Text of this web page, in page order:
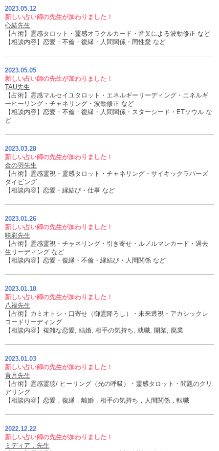
2023.05.12
新しい占い師の先生が加わりました！
心結先生
【占術】霊感タロット・霊感オラクルカード・音叉による波動修正 など
【相談内容】恋愛・不倫・復縁・人間関係・同性愛 など
2023.05.05
新しい占い師の先生が加わりました！
TAU先生
【占術】霊感マルセイユタロット・エネルギーリーディング・エネルギ
ーヒーリング・チャネリング・波動修正 など
【相談内容】恋愛・不倫・復縁・人間関係・スターシード・ETソウル な
ど
2023.03.28
新しい占い師の先生が加わりました！
金の羽先生
【占術】霊感霊視・霊感タロット・チャネリング・サイキックラバーズ
ダイビング
【相談内容】恋愛・縁結び・仕事 など
2023.01.26
新しい占い師の先生が加わりました！
咲彩先生
【占術】霊感霊視・チャネリング・引き寄せ・ルノルマンカード・過去
生リーディング など
【相談内容】恋愛・復縁・不倫・縁結び・人間関係 など
2023.01.18
新しい占い師の先生が加わりました！
八福先生
【占術】カミオトシ・口寄せ（御霊降ろし）・未来透視・アカシックレ
コードリーディング
【相談内容】複雑な恋愛, 結婚, 相手の気持ち, 就職, 開業, 廃業
2023.01.03
新しい占い師の先生が加わりました！
青月先生
【占術】霊感霊聴/ ヒーリング（光の呼吸）・霊感タロット・問題のクリ
アリング
【相談内容】恋愛，復縁，離婚，相手の気持ち，人間関係，転職
2022.12.22
新しい占い師の先生が加わりました！
ミディア．先生